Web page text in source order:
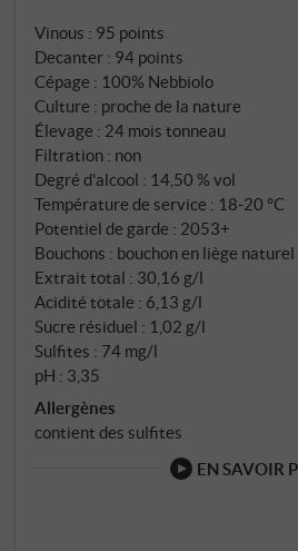
Vinous : 95 points
Decanter : 94 points
Cépage : 100% Nebbiolo
Culture : proche de la nature
Élevage : 24 mois tonneau
Filtration : non
Degré d'alcool : 14,50 % vol
Température de service : 18‑20 °C
Potentiel de garde : 2053+
Bouchons : bouchon en liège naturel
Extrait total : 30,16 g/l
Acidité totale : 6,13 g/l
Sucre résiduel : 1,02 g/l
Sulfites : 74 mg/l
pH : 3,35
Allergènes
contient des sulfites
EN SAVOIR